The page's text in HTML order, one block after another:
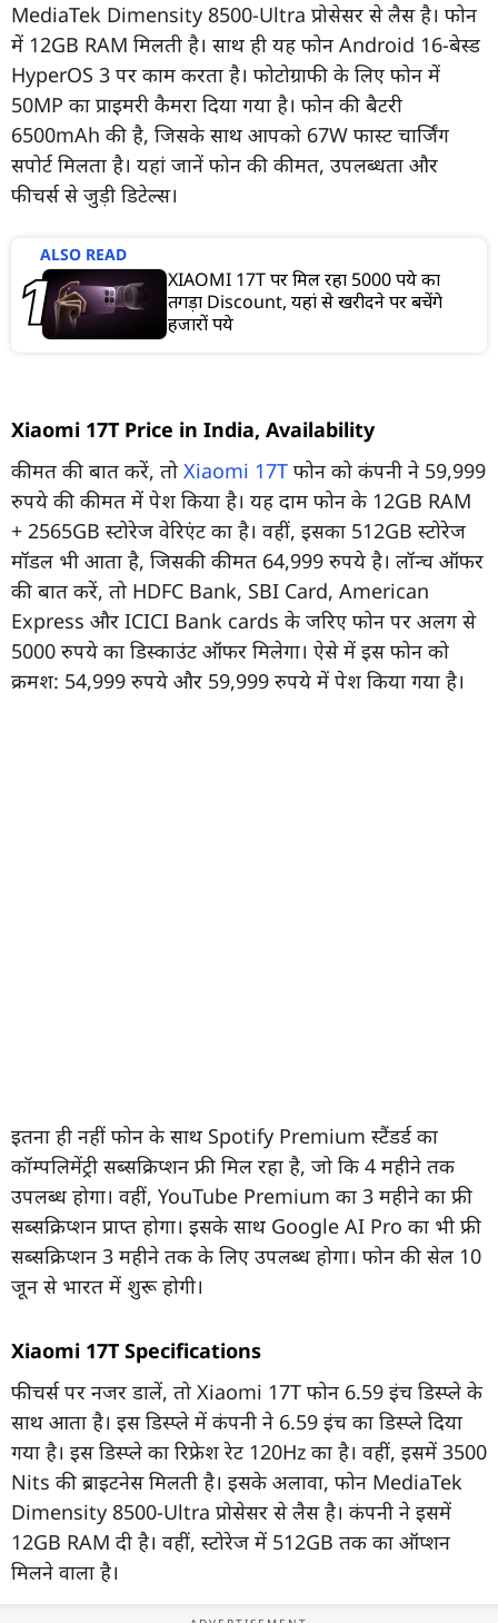
MediaTek Dimensity 8500-Ultra प्रोसेसर से लैस है। फोन
में 12GB RAM मिलती है। साथ ही यह फोन Android 16-बेस्ड
HyperOS 3 पर काम करता है। फोटोग्राफी के लिए फोन में
50MP का प्राइमरी कैमरा दिया गया है। फोन की बैटरी
6500mAh की है, जिसके साथ आपको 67W फास्ट चार्जिंग
सपोर्ट मिलता है। यहां जानें फोन की कीमत, उपलब्धता और
फीचर्स से जुड़ी डिटेल्स।
ALSO READ
XIAOMI 17T पर मिल रहा 5000 रुपये का
तगड़ा Discount, यहां से खरीदने पर बचेंगे
हजारों रुपये
Xiaomi 17T Price in India, Availability
कीमत की बात करें, तो Xiaomi 17T फोन को कंपनी ने 59,999
रुपये की कीमत में पेश किया है। यह दाम फोन के 12GB RAM
+ 2565GB स्टोरेज वेरिएंट का है। वहीं, इसका 512GB स्टोरेज
मॉडल भी आता है, जिसकी कीमत 64,999 रुपये है। लॉन्च ऑफर
की बात करें, तो HDFC Bank, SBI Card, American
Express और ICICI Bank cards के जरिए फोन पर अलग से
5000 रुपये का डिस्काउंट ऑफर मिलेगा। ऐसे में इस फोन को
क्रमश: 54,999 रुपये और 59,999 रुपये में पेश किया गया है।
इतना ही नहीं फोन के साथ Spotify Premium स्टैंडर्ड का
कॉम्पलिमेंट्री सब्सक्रिप्शन फ्री मिल रहा है, जो कि 4 महीने तक
उपलब्ध होगा। वहीं, YouTube Premium का 3 महीने का फ्री
सब्सक्रिप्शन प्राप्त होगा। इसके साथ Google AI Pro का भी फ्री
सब्सक्रिप्शन 3 महीने तक के लिए उपलब्ध होगा। फोन की सेल 10
जून से भारत में शुरू होगी।
Xiaomi 17T Specifications
फीचर्स पर नजर डालें, तो Xiaomi 17T फोन 6.59 इंच डिस्प्ले के
साथ आता है। इस डिस्प्ले में कंपनी ने 6.59 इंच का डिस्प्ले दिया
गया है। इस डिस्प्ले का रिफ्रेश रेट 120Hz का है। वहीं, इसमें 3500
Nits की ब्राइटनेस मिलती है। इसके अलावा, फोन MediaTek
Dimensity 8500-Ultra प्रोसेसर से लैस है। कंपनी ने इसमें
12GB RAM दी है। वहीं, स्टोरेज में 512GB तक का ऑप्शन
मिलने वाला है।